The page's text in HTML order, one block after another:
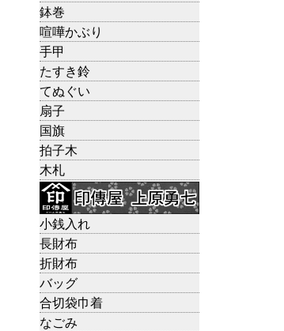
鉢巻
喧嘩かぶり
手甲
たすき鈴
てぬぐい
扇子
国旗
拍子木
木札
小銭入れ
長財布
折財布
バッグ
合切袋巾着
なごみ